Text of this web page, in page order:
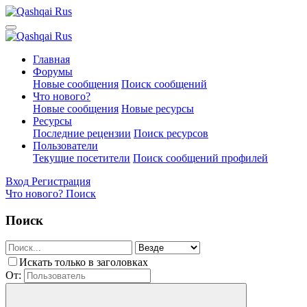
Главная
Форумы
Новые сообщения Поиск сообщений
Что нового?
Новые сообщения Новые ресурсы
Ресурсы
Последние рецензии Поиск ресурсов
Пользователи
Текущие посетители Поиск сообщений профилей
Вход Регистрация
Что нового? Поиск
Поиск
Искать только в заголовках
От: